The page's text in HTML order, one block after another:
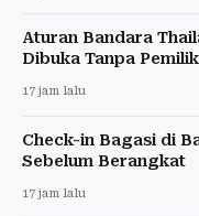
Aturan Bandara
Dibuka Tanpa Pemilik
17 jam lalu
Check-in Bagasi di
Sebelum Berangkat
17 jam lalu